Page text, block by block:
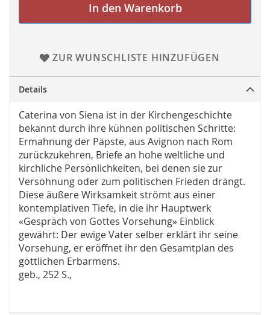
In den Warenkorb
ZUR WUNSCHLISTE HINZUFÜGEN
Details
Caterina von Siena ist in der Kirchengeschichte
bekannt durch ihre kühnen politischen Schritte:
Ermahnung der Päpste, aus Avignon nach Rom
zurückzukehren, Briefe an hohe weltliche und
kirchliche Persönlichkeiten, bei denen sie zur
Versöhnung oder zum politischen Frieden drängt.
Diese äußere Wirksamkeit strömt aus einer
kontemplativen Tiefe, in die ihr Hauptwerk
«Gespräch von Gottes Vorsehung» Einblick
gewährt: Der ewige Vater selber erklärt ihr seine
Vorsehung, er eröffnet ihr den Gesamtplan des
göttlichen Erbarmens.
geb., 252 S.,